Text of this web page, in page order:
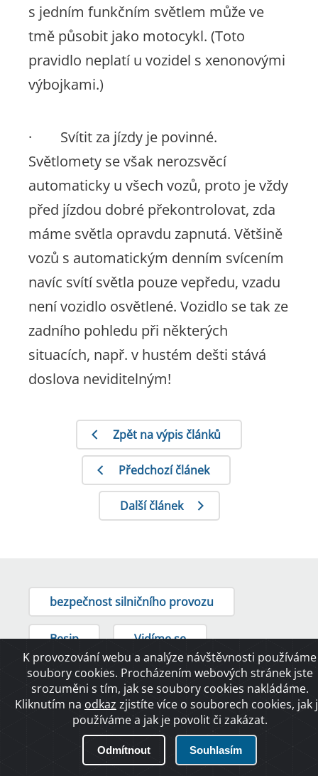
s jedním funkčním světlem může ve
tmě působit jako motocykl. (Toto
pravidlo neplatí u vozidel s xenonovými
výbojkami.)
· Svítit za jízdy je povinné.
Světlomety se však nerozsvěcí
automaticky u všech vozů, proto je vždy
před jízdou dobré překontrolovat, zda
máme světla opravdu zapnutá. Většině
vozů s automatickým denním svícením
navíc svítí světla pouze vepředu, vzadu
není vozidlo osvětlené. Vozidlo se tak ze
zadního pohledu při některých
situacích, např. v hustém dešti stává
doslova neviditelným!
Zpět na výpis článků
Předchozí článek
Další článek
bezpečnost silničního provozu
Besip Vidíme se
SOUVISEJÍCÍ ČLÁNKY
K provozování webu a analýze návštěvnosti používáme
soubory cookies. Procházením webových stránek jste
srozuměni s tím, jak se soubory cookies nakládáme.
Kliknutím na odkaz zjistíte více o souborech cookies, jak
používáme a jak je povolit či zakázat.
Odmítnout Souhlasím